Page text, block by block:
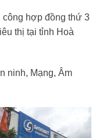
công hợp đồng thứ 3
thị tại tỉnh Hoà
ninh, Mạng, Âm